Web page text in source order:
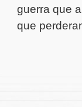
guerra que
que